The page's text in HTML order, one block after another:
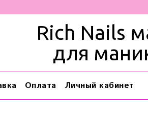
Rich Nails
для
Оплата Личный кабинет